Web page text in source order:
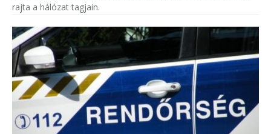
rajta a hálózat tagjain.